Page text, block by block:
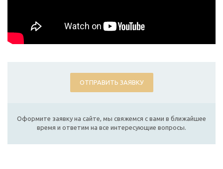
ОТПРАВИТЬ ЗАЯВКУ
Оформите заявку на сайте, мы свяжемся с вами в ближайшее
время и ответим на все интересующие вопросы.